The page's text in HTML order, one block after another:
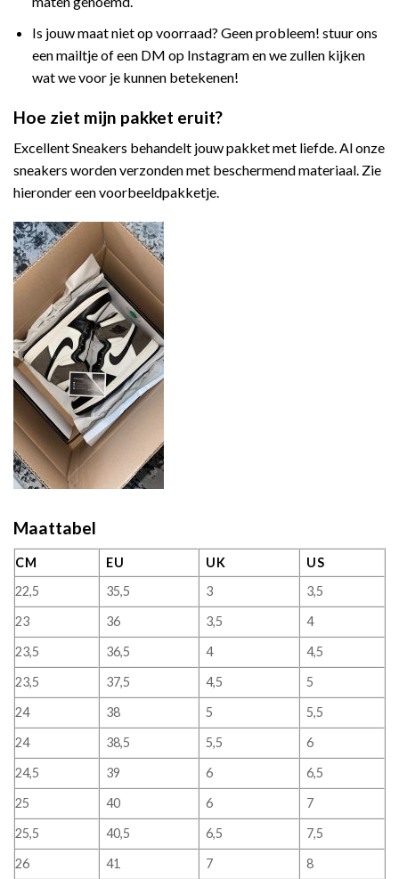
Is jouw maat niet op voorraad? Geen probleem! stuur ons
een mailtje of een DM op Instagram en we zullen kijken
wat we voor je kunnen betekenen!
Hoe ziet mijn pakket eruit?
Excellent Sneakers behandelt jouw pakket met liefde. Al onze
sneakers worden verzonden met beschermend materiaal. Zie
hieronder een voorbeeldpakketje.
Maattabel
CM EU UK
US
22,5
35,5 3
3,5
23
36 3,5
4
23,5
36,5 4
4,5
23,5
37,5 4,5
5
24
38 5
5,5
24
38,5 5,5
6
24,5
39 6
6,5
25
40 6
7
25,5
40,5 6,5
7,5
26
41 7
8